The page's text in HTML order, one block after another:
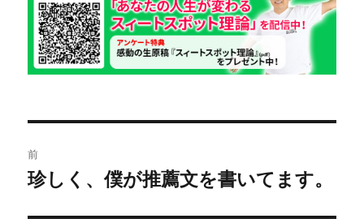
リ
ー
稿
前
前
珍しく、僕が推薦文を書いてます。